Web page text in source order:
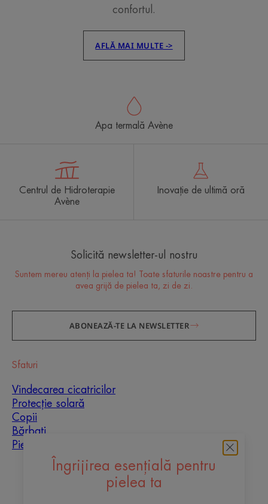
confortul.
AFLĂ MAI MULTE ->
Îngrijirea esențială pentru
pielea ta
Apa termală Avène
Centrul de Hidroterapie
Avène
Inovație de ultimă oră
Solicită newsletter-ul nostru
Suntem mereu atenți la pielea ta! Toate sfaturile noastre pentru a
avea grijă de pielea ta, zi de zi.
ABONEAZĂ-TE LA NEWSLETTER
Sfaturi
Vindecarea cicatricilor
Protecție solară
Copii
Bărbați
Piele mixtă
Despre noi